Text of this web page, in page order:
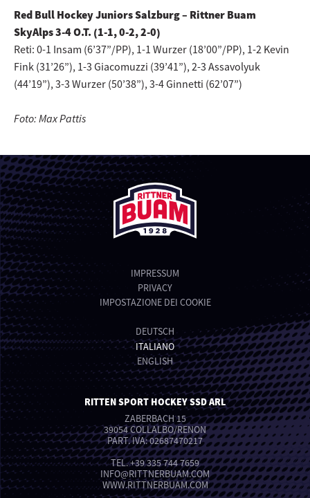
Red Bull Hockey Juniors Salzburg – Rittner Buam
SkyAlps 3-4 O.T. (1-1, 0-2, 2-0)
Reti: 0-1 Insam (6’37”/PP), 1-1 Wurzer (18’00”/PP), 1-2 Kevin
Fink (31’26”), 1-3 Giacomuzzi (39’41”), 2-3 Assavolyuk
(44’19”), 3-3 Wurzer (50’38”), 3-4 Ginnetti (62’07”)
Foto: Max Pattis
IMPRESSUM
PRIVACY
IMPOSTAZIONE DEI COOKIE
DEUTSCH
ITALIANO
ENGLISH
RITTEN SPORT HOCKEY SSD ARL
ZABERBACH 15
39054 COLLALBO/RENON
PART. IVA: 02687470217
TEL.+39 335 744 7659
INFO@RITTNERBUAM.COM
WWW.RITTNERBUAM.COM